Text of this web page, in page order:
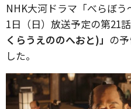
NHK大河ドラマ「べらぼ
1日（日）放送予定の第21話
くらうえののへおと)」 の
した。